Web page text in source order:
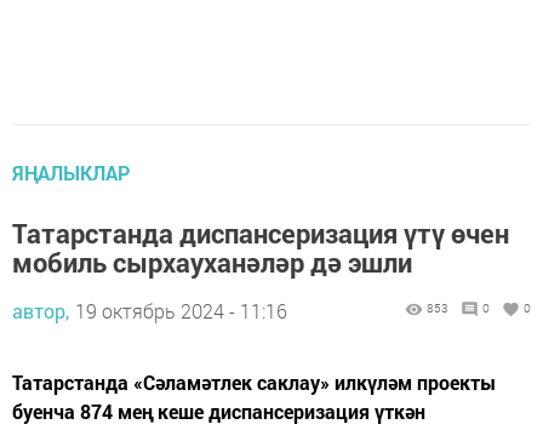
ЯҢАЛЫКЛАР
Татарстанда диспансеризация үтү өчен
мобиль сырхауханәләр дә эшли
автор, 19 октябрь 2024 - 11:16 853 0 0
Татарстанда «Сәламәтлек саклау» илкүләм проекты
буенча 874 мең кеше диспансеризация үткән